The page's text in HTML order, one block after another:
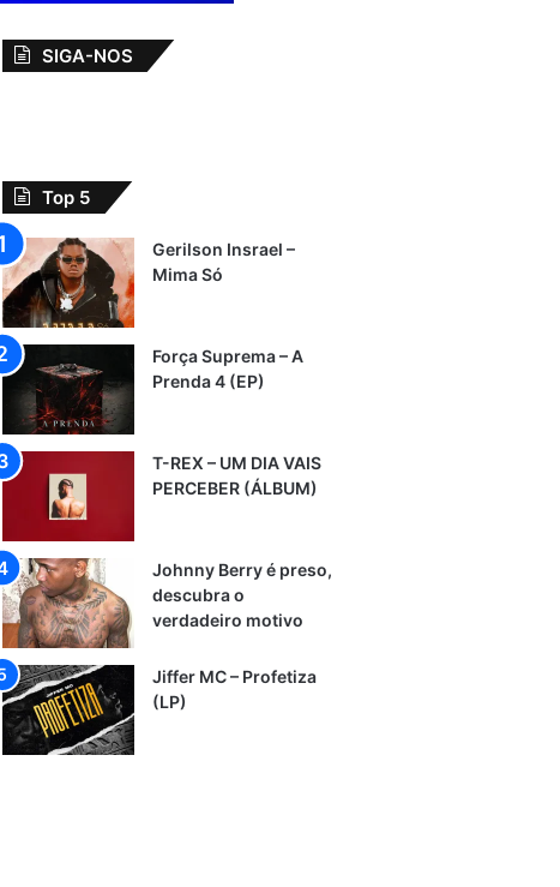
SIGA-NOS
Top 5
Gerilson Insrael –
Mima Só
Força Suprema – A
Prenda 4 (EP)
T-REX – UM DIA VAIS
PERCEBER (ÁLBUM)
Johnny Berry é preso,
descubra o
verdadeiro motivo
Jiffer MC – Profetiza
(LP)